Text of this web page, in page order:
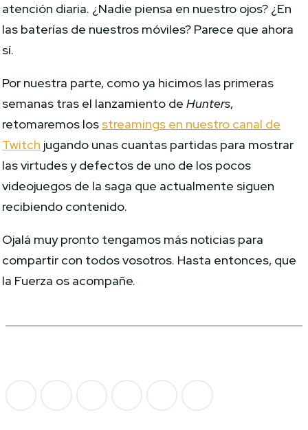
atención diaria. ¿Nadie piensa en nuestro ojos? ¿En
las baterías de nuestros móviles? Parece que ahora
sí.
Por nuestra parte, como ya hicimos las primeras
semanas tras el lanzamiento deHunters,
retomaremos los streamings en nuestro canal de
Twitch jugando unas cuantas partidas para mostrar
las virtudes y defectos de uno de los pocos
videojuegos de la saga que actualmente siguen
recibiendo contenido.
Ojalá muy pronto tengamos más noticias para
compartir con todos vosotros. Hasta entonces, que
la Fuerza os acompañe.